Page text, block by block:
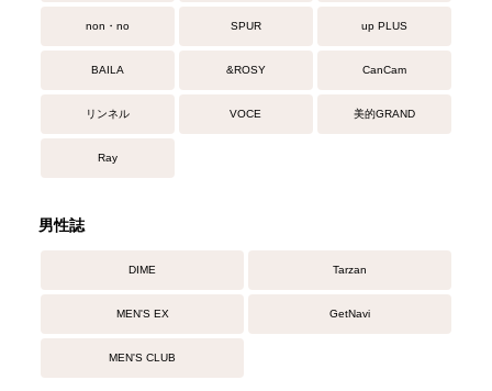
non・no SPUR up PLUS
BAILA &ROSY CanCam
リンネル VOCE 美的GRAND
Ray
男性誌
DIME Tarzan
MEN'S EX GetNavi
MEN'S CLUB